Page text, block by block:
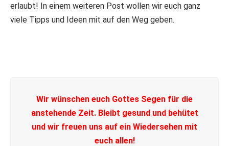
erlaubt! In einem weiteren Post wollen wir euch ganz
viele Tipps und Ideen mit auf den Weg geben.
Wir wünschen euch Gottes Segen für die
anstehende Zeit. Bleibt gesund und behütet
und wir freuen uns auf ein Wiedersehen mit
euch allen!